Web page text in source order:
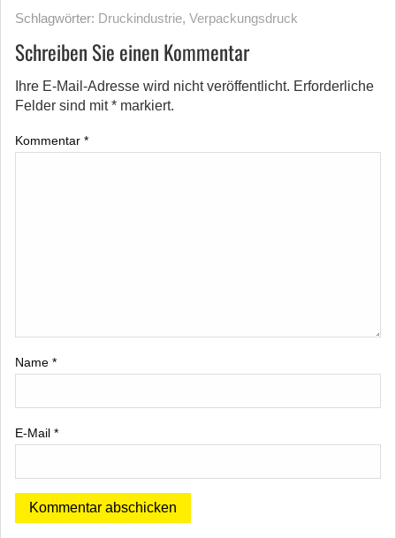
Schlagwörter: Druckindustrie, Verpackungsdruck
Schreiben Sie einen Kommentar
Ihre E-Mail-Adresse wird nicht veröffentlicht. Erforderliche
Felder sind mit* markiert.
Kommentar *
Name *
E-Mail *